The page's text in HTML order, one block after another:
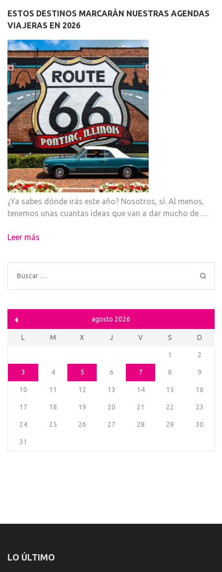
ESTOS DESTINOS MARCARÁN NUESTRAS AGENDAS
VIAJERAS EN 2026
¿Ya sabes dónde irás este año? Nosotros, sí. Al menos,
tenemos unas cuantas ideas que van a dar mucho de …
Leer más
Buscar:
agosto 2026
L M X J V S D
1 2
3 4 5 6 7 8 9
10 11 12 13 14 15 16
17 18 19 20 21 22 23
24 25 26 27 28 29 30
31
LO ÚLTIMO